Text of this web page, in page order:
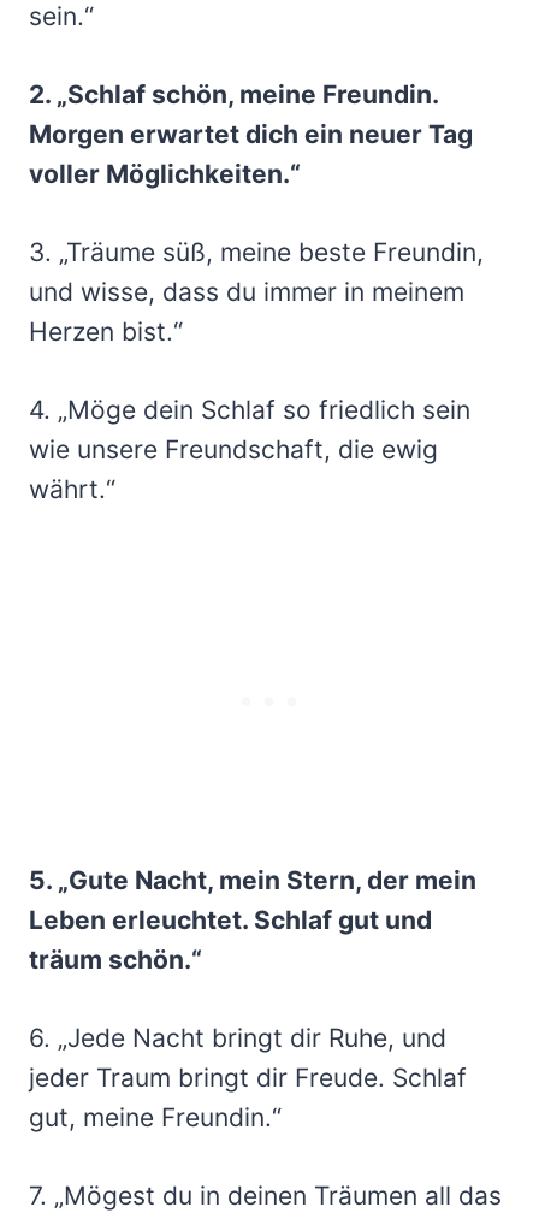
sein.“
2. „Schlaf schön, meine Freundin.
Morgen erwartet dich ein neuer Tag
voller Möglichkeiten.“
3. „Träume süß, meine beste Freundin,
und wisse, dass du immer in meinem
Herzen bist.“
4. „Möge dein Schlaf so friedlich sein
wie unsere Freundschaft, die ewig
währt.“
5. „Gute Nacht, mein Stern, der mein
Leben erleuchtet. Schlaf gut und
träum schön.“
6. „Jede Nacht bringt dir Ruhe, und
jeder Traum bringt dir Freude. Schlaf
gut, meine Freundin.“
7. „Mögest du in deinen Träumen all das